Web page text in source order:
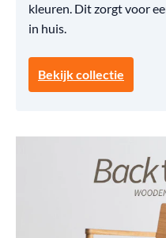
kleuren. Dit zorgt voor
in huis.
Bekijk collectie